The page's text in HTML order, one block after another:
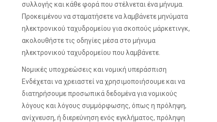
συλλογής και κάθε φορά που στέλνεται ένα μήνυμα.
Προκειμένου να σταματήσετε να λαμβάνετε μηνύματα
ηλεκτρονικού ταχυδρομείου για σκοπούς μάρκετινγκ,
ακολουθήστε τις οδηγίες μέσα στο μήνυμα
ηλεκτρονικού ταχυδρομείου που λαμβάνετε.
Νομικές υποχρεώσεις και νομική υπεράσπιση
Ενδέχεται να χρειαστεί να χρησιμοποιήσουμε και να
διατηρήσουμε προσωπικά δεδομένα για νομικούς
λόγους και λόγους συμμόρφωσης, όπως η πρόληψη,
ανίχνευση, ή διερεύνηση ενός εγκλήματος, πρόληψη